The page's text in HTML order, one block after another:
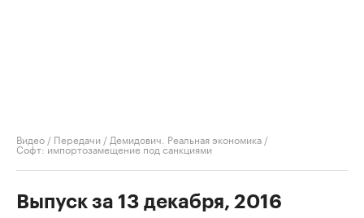
Видео / Передачи / Демидович. Реальная экономика /
Софт: импортозамещение под санкциями
Выпуск за 13 декабря, 2016